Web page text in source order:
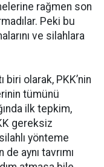
rağmen son
Peki bu
ve silahlara
olarak, PKK’nin
tümünü
ilk tepkim,
gereksiz
yönteme
aynı tavrımı